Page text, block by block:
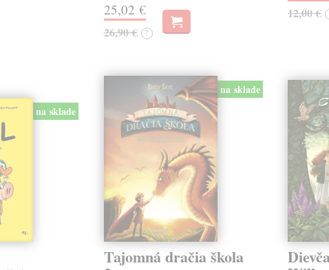
25,02 €
26,90 € ?
12,00 €
na sklade
na sklade
Tajomná dračia škola